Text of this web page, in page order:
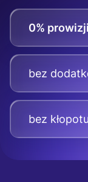
0% prowizji
bez
bez kłopotu